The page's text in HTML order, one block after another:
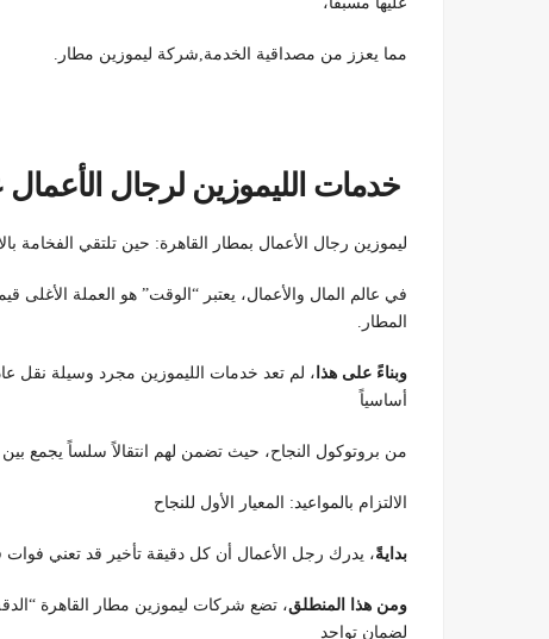
مما يعزز من مصداقية الخدمة,شركة ليموزين مطار.
خدمات الليموزين لرجال
ليموزين رجال الأعمال بمطار القاهرة: حين تلتقي الفخامة
في عالم المال والأعمال، يعتبر “الوقت” هو العملة الأغلى
المطار.
وبناءً على هذا ، لم تعد خدمات الليموزين مجرد وسيلة نقل
أساسياً
من بروتوكول النجاح، حيث تضمن لهم انتقالاً سلساً يجمع بين
الالتزام بالمواعيد: المعيار الأول للنجاح
بدايةً، يدرك رجل الأعمال أن كل دقيقة تأخير قد تعني فوات
ومن هذا المنطلق، تضع شركات ليموزين مطار القاهرة
لضمان تواجد